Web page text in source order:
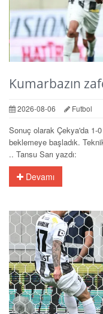
Kumarbazın
2026-08-06 Futbol
Sonuç olarak Çekya'da 1-
beklemeye başladık.
.. Tansu Sarı yazdı:
Devamı